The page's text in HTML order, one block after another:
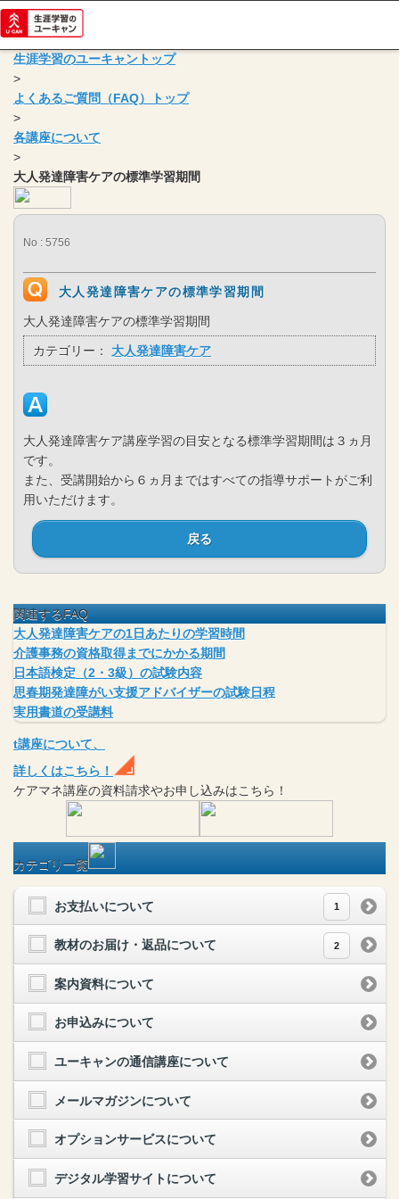
生涯学習のユーキャントップ
>
よくあるご質問（FAQ）トップ
>
各講座について
>
大人発達障害ケアの標準学習期間
No : 5756
大人発達障害ケアの標準学習期間
大人発達障害ケアの標準学習期間
カテゴリー： 大人発達障害ケア
大人発達障害ケア講座学習の目安となる標準学習期間は３ヵ月
です。
また、受講開始から６ヵ月まではすべての指導サポートがご利
用いただけます。
戻る
関連するFAQ
大人発達障害ケアの1日あたりの学習時間
介護事務の資格取得までにかかる期間
日本語検定（2・3級）の試験内容
思春期発達障がい支援アドバイザーの試験日程
実用書道の受講料
t講座について、
詳しくはこちら！
ケアマネ講座の資料請求やお申し込みはこちら！
カテゴリ一覧
お支払いについて 1
教材のお届け・返品について 2
案内資料について
お申込みについて
ユーキャンの通信講座について
メールマガジンについて
オプションサービスについて
デジタル学習サイトについて